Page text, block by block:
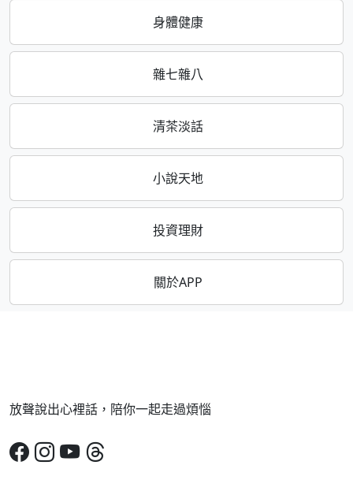
身體健康
雜七雜八
清茶淡話
小說天地
投資理財
關於APP
放聲說出心裡話，陪你一起走過煩惱